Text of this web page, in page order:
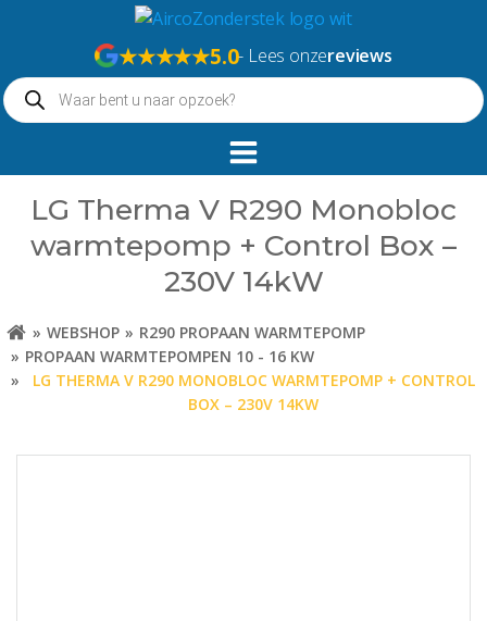
springen
★★★★★5.0- Lees onzereviews
Producten
zoeken
LG Therma V R290 Monobloc
warmtepomp + Control Box –
230V 14kW
WEBSHOP
R290 PROPAAN WARMTEPOMP
PROPAAN WARMTEPOMPEN 10 - 16 KW
LG THERMA V R290 MONOBLOC WARMTEPOMP + CONTROL
BOX – 230V 14KW